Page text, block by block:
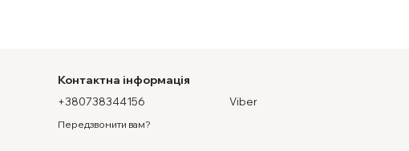
Контактна інформація
+380738344156
Передзвонити вам?
Viber